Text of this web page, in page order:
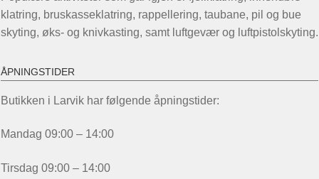
klatring, bruskasseklatring, rappellering, taubane, pil og bue
skyting, øks- og knivkasting, samt luftgevær og luftpistolskyting.
ÅPNINGSTIDER
Butikken i Larvik har følgende åpningstider:
Mandag 09:00 – 14:00
Tirsdag 09:00 – 14:00